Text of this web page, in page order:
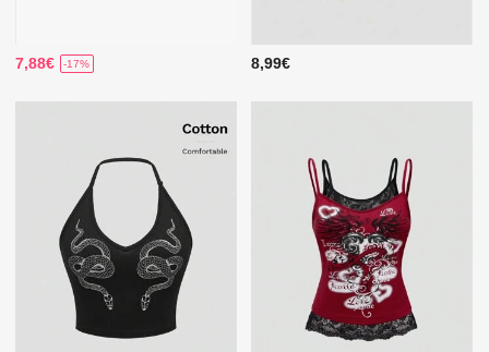
7,88€ -17% 8,99€